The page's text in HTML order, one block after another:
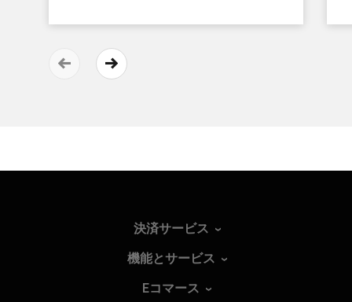
決済サービス
機能とサービス
Eコマース